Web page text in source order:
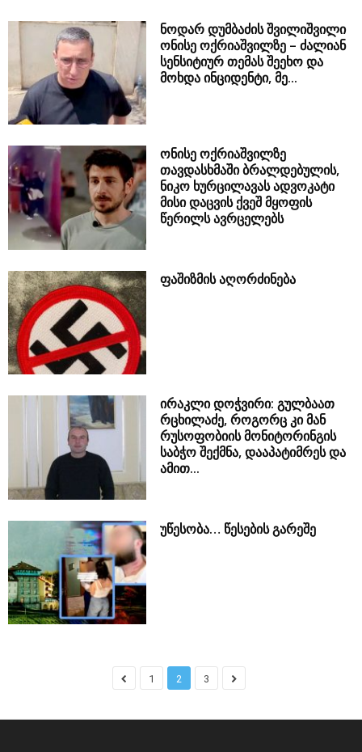
ნოდარ დუმბაძის შვილიშვილი
ონისე ოქრიაშვილზე – ძალიან
სენსიტიურ თემას შეეხო და
მოხდა ინციდენტი, მე...
ონისე ოქრიაშვილზე
თავდასხმაში ბრალდებულის,
ნიკო ხურცილავას ადვოკატი
მისი დაცვის ქვეშ მყოფის
წერილს ავრცელებს
ფაშიზმის აღორძინება
ირაკლი დოჭვირი: გულბაათ
რცხილაძე, როგორც კი მან
რუსოფობიის მონიტორინგის
საბჭო შექმნა, დააპატიმრეს და
ამით...
უწესობა… წესების გარეშე
1 2 3